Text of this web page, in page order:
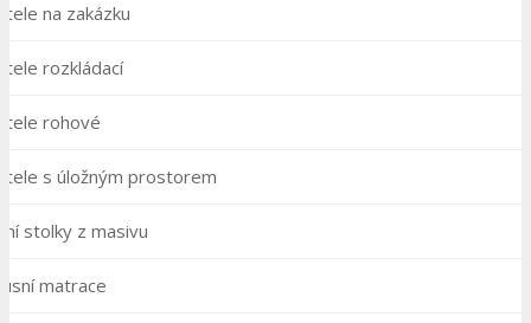
na zakázku
rozkládací
rohové
s úložným prostorem
stolky z masivu
matrace